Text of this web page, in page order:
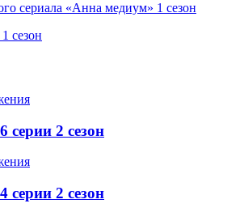
сериала «Анна медиум» 1 сезон
сезон
серии 2 сезон
серии 2 сезон